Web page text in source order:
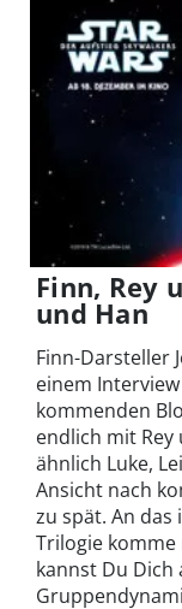
Finn, Rey
und Han
Finn-Darsteller
einem
kommenden
endlich mit
ähnlich Luke,
Ansicht nach
zu spät. An
Trilogie
kannst Du